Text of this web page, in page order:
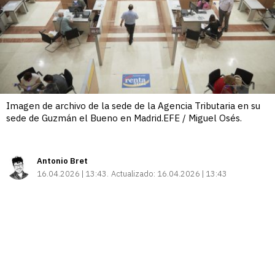
Imagen de archivo de la sede de la Agencia Tributaria en su
sede de Guzmán el Bueno en Madrid.EFE / Miguel Osés.
Antonio Bret
16.04.2026 | 13:43 Actualizado: 16.04.2026 | 13:43